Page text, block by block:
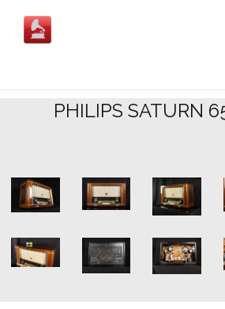
contenuto
PHILIPS SATURN